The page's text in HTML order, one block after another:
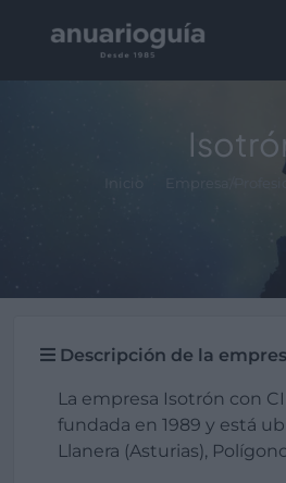
Empresa/
Descripción de la
La empresa Isotrón con
fundada en 1989 y está
Llanera (Asturias),